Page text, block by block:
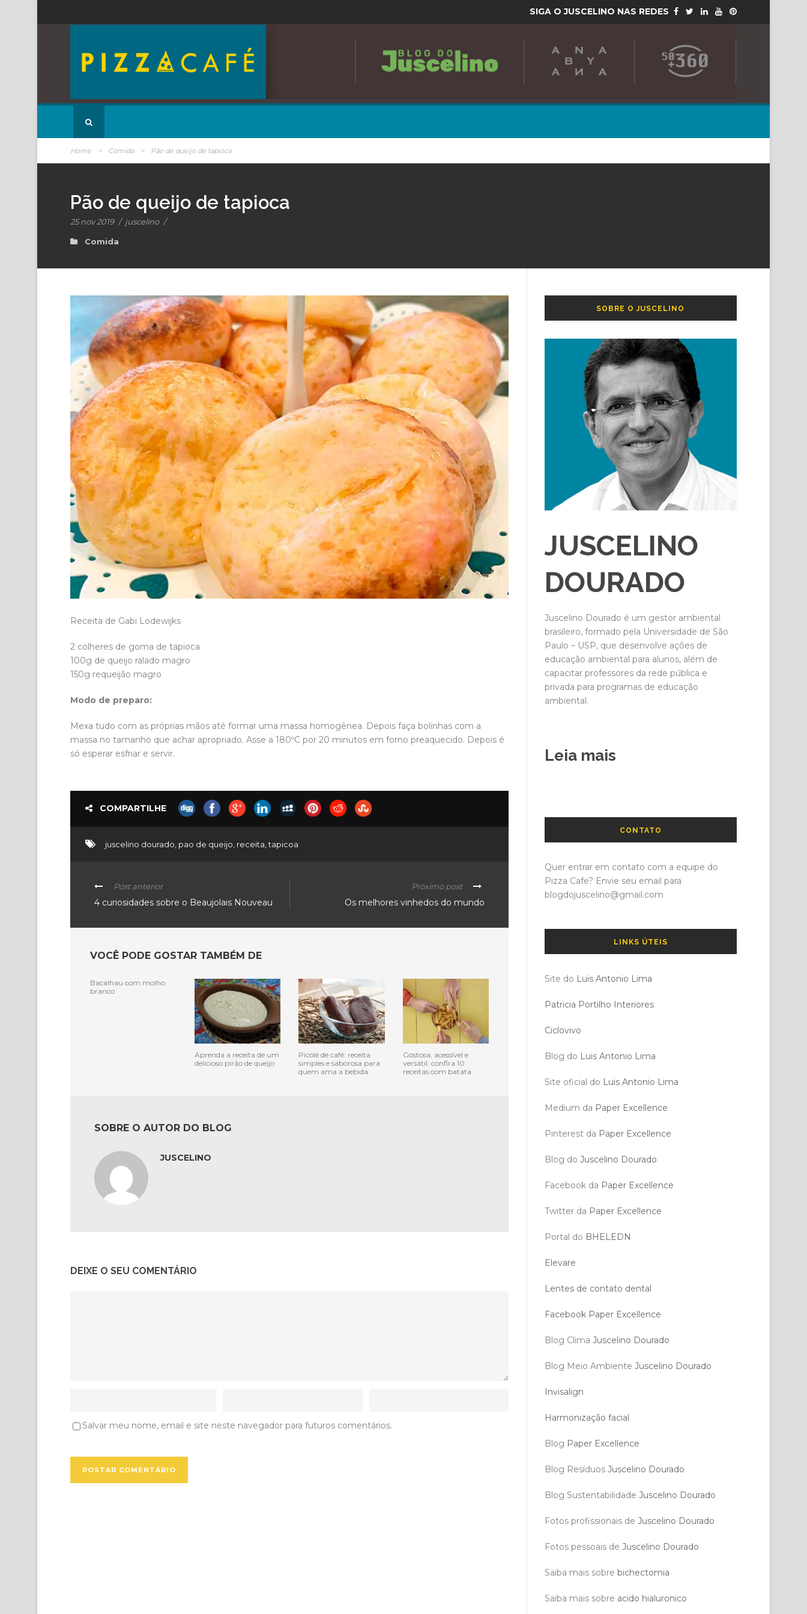
SIGA O JUSCELINO NAS REDES
Home > Comida > Pão de queijo de tapioca
Pão de queijo de tapioca
25 nov 2019 / juscelino /
Comida
Receita de Gabi Lodewijks
2 colheres de goma de tapioca
100g de queijo ralado magro
150g requeijão magro
Modo de preparo:
Mexa tudo com as próprias mãos até formar uma massa homogênea. Depois faça bolinhas com a
massa no tamanho que achar apropriado. Asse a 180ºC por 20 minutos em forno preaquecido. Depois é
só esperar esfriar e servir.
COMPARTILHE
juscelino dourado pao de queijo receita tapicoa
Post anterior
4 curiosidades sobre o Beaujolais Nouveau
Próximo post
Os melhores vinhedos do mundo
VOCÊ PODE GOSTAR TAMBÉM DE
Bacalhau com molho
branco
Aprenda a receita de um
delicioso pirão de queijo
Picolé de café: receita
simples e saborosa para
quem ama a bebida
Gostosa, acessível e
versátil: confira 10
receitas com batata
SOBRE O AUTOR DO BLOG
JUSCELINO
DEIXE O SEU COMENTÁRIO
Salvar meu nome, email e site neste navegador para futuros comentários.
SOBRE O JUSCELINO
JUSCELINO
DOURADO
Juscelino Dourado é um gestor ambiental
brasileiro, formado pela Universidade de São
Paulo – USP, que desenvolve ações de
educação ambiental para alunos, além de
capacitar professores da rede pública e
privada para programas de educação
ambiental.
Leia mais
CONTATO
Quer entrar em contato com a equipe do
Pizza Cafe? Envie seu email para
blogdojuscelino@gmail.com
LINKS ÚTEIS
Site do Luis Antonio Lima
Patricia Portilho Interiores
Ciclovivo
Blog do Luis Antonio Lima
Site oficial do Luis Antonio Lima
Medium da Paper Excellence
Pinterest da Paper Excellence
Blog do Juscelino Dourado
Facebook da Paper Excellence
Twitter da Paper Excellence
Portal do BHELEDN
Elevare
Lentes de contato dental
Facebook Paper Excellence
Blog Clima Juscelino Dourado
Blog Meio Ambiente Juscelino Dourado
Invisalign
Harmonização facial
Blog Paper Excellence
Blog Resíduos Juscelino Dourado
Blog Sustentabilidade Juscelino Dourado
Fotos profissionais de Juscelino Dourado
Fotos pessoais de Juscelino Dourado
Saiba mais sobre bichectomia
Saiba mais sobre acido hialuronico